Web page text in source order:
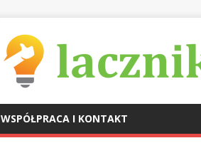
WSPÓŁPRACA I KONTAKT